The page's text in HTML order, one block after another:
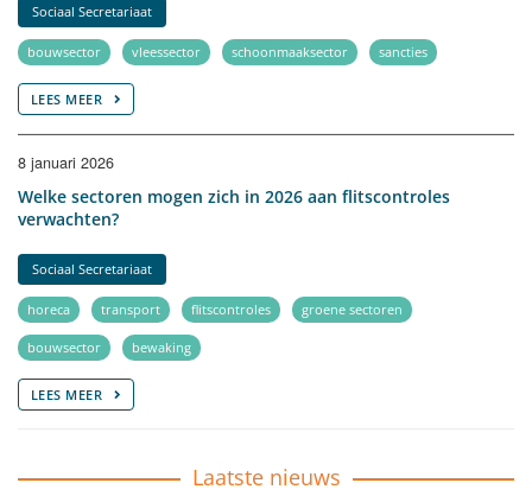
Sociaal Secretariaat
bouwsector vleessector schoonmaaksector sancties
LEES MEER
8 januari 2026
Welke sectoren mogen zich in 2026 aan flitscontroles
verwachten?
Sociaal Secretariaat
horeca transport flitscontroles groene sectoren
bouwsector bewaking
LEES MEER
Laatste nieuws